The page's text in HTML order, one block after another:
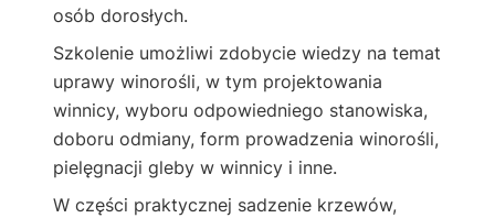
osób dorosłych.
Szkolenie umożliwi zdobycie wiedzy na temat
uprawy winorośli, w tym projektowania
winnicy, wyboru odpowiedniego stanowiska,
doboru odmiany, form prowadzenia winorośli,
pielęgnacji gleby w winnicy i inne.
W części praktycznej sadzenie krzewów,